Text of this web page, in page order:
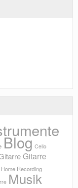
Blog Cello
Gitarre
Home Recording
Musik